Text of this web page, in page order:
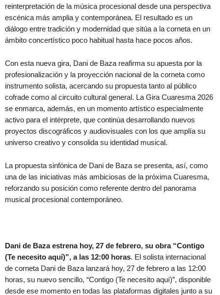
reinterpretación de la música procesional desde una perspectiva
escénica más amplia y contemporánea. El resultado es un
diálogo entre tradición y modernidad que sitúa a la corneta en un
ámbito concertístico poco habitual hasta hace pocos años.
Con esta nueva gira, Dani de Baza reafirma su apuesta por la
profesionalización y la proyección nacional de la corneta como
instrumento solista, acercando su propuesta tanto al público
cofrade como al circuito cultural general. La Gira Cuaresma 2026
se enmarca, además, en un momento artístico especialmente
activo para el intérprete, que continúa desarrollando nuevos
proyectos discográficos y audiovisuales con los que amplía su
universo creativo y consolida su identidad musical.
La propuesta sinfónica de Dani de Baza se presenta, así, como
una de las iniciativas más ambiciosas de la próxima Cuaresma,
reforzando su posición como referente dentro del panorama
musical procesional contemporáneo.
Dani de Baza estrena hoy, 27 de febrero, su obra “Contigo
(Te necesito aquí)”, a las 12:00 horas. El solista internacional
de corneta Dani de Baza lanzará hoy, 27 de febrero a las 12:00
horas, su nuevo sencillo, “Contigo (Te necesito aquí)”, disponible
desde ese momento en todas las plataformas digitales junto a su